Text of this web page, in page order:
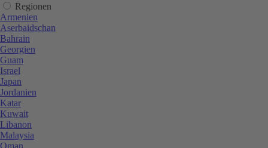
Regionen
Armenien
Aserbaidschan
Bahrain
Georgien
Guam
Israel
Japan
Jordanien
Katar
Kuwait
Libanon
Malaysia
Oman